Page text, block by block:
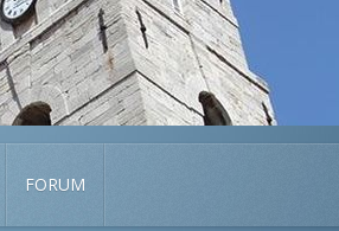
FORUM